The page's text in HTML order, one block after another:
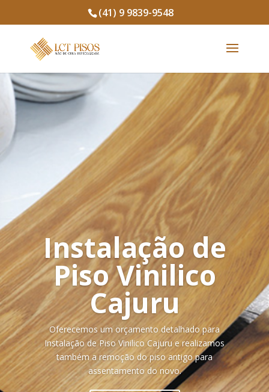
(41) 9 9839-9548
Instalação de
Piso Vinilico
Cajuru
Oferecemos um orçamento detalhado para
Instalação de Piso Vinilico Cajuru e realizamos
também a remoção do piso antigo para
assentamento do novo.